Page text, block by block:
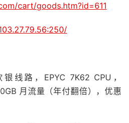
cart/goods.htm?id=611
线路，EPYC 7K62 CPU，
月流量（年付翻倍），优惠